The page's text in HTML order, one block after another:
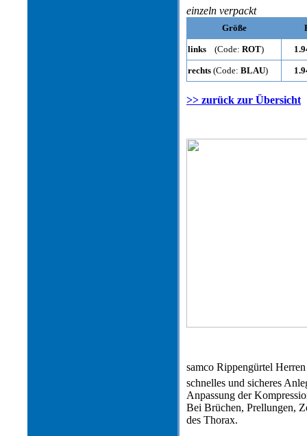
einzeln verpackt
Größe
links (Code: ROT)
rechts (Code: BLAU)
>> zurück zur Übersicht
samco Rippengürtel Herren
schnelles und sicheres
Anpassung der
Bei Brüchen, Prellungen,
des Thorax.